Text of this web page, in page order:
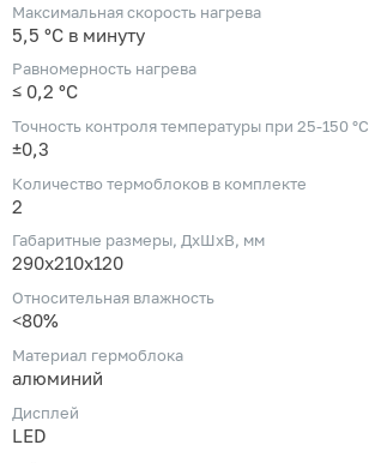
Максимальная скорость нагрева
5,5 °С в минуту
Равномерность нагрева
≤ 0,2 °С
Точность контроля температуры при 25-150 °С
±0,3
Количество термоблоков в комплекте
2
Габаритные размеры, ДхШхВ, мм
290x210x120
Относительная влажность
<80%
Материал гермоблока
алюминий
Дисплей
LED